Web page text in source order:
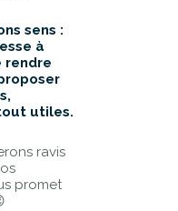
sens :
à
rendre
utiles.
ravis
promet